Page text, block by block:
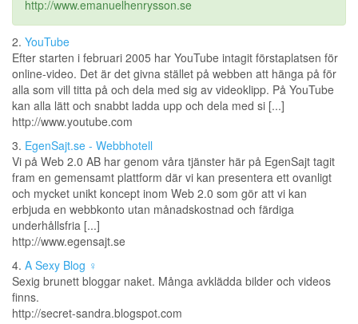
http://www.emanuelhenrysson.se
2. YouTube
Efter starten i februari 2005 har YouTube intagit förstaplatsen för
online-video. Det är det givna stället på webben att hänga på för
alla som vill titta på och dela med sig av videoklipp. På YouTube
kan alla lätt och snabbt ladda upp och dela med si [...]
http://www.youtube.com
3. EgenSajt.se - Webbhotell
Vi på Web 2.0 AB har genom våra tjänster här på EgenSajt tagit
fram en gemensamt plattform där vi kan presentera ett ovanligt
och mycket unikt koncept inom Web 2.0 som gör att vi kan
erbjuda en webbkonto utan månadskostnad och färdiga
underhållsfria [...]
http://www.egensajt.se
4. A Sexy Blog ♀
Sexig brunett bloggar naket. Många avklädda bilder och videos
finns.
http://secret-sandra.blogspot.com